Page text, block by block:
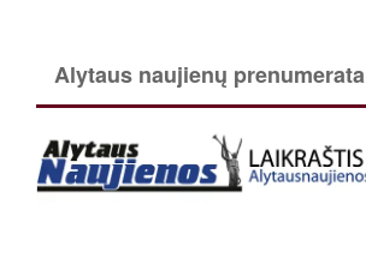
Alytaus naujienų prenumerata